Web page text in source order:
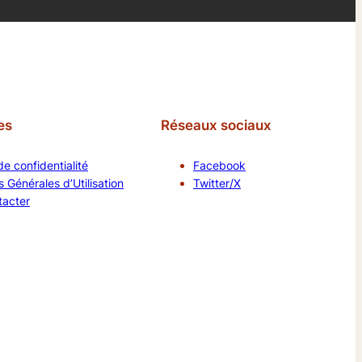
confidentialité
Générales d’Utilisation
Réseaux sociaux
Facebook
Twitter/X